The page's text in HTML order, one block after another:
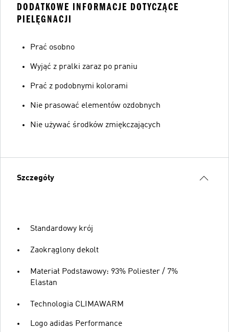
DODATKOWE INFORMACJE DOTYCZĄCE
PIELĘGNACJI
Prać osobno
Wyjąć z pralki zaraz po praniu
Prać z podobnymi kolorami
Nie prasować elementów ozdobnych
Nie używać środków zmiękczających
Szczegóły
Standardowy krój
Zaokrąglony dekolt
Materiał Podstawowy: 93% Poliester / 7%
Elastan
Technologia CLIMAWARM
Logo adidas Performance